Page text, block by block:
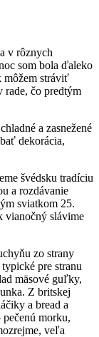
v rôznych
som bola ďaleko
môžem stráviť
rade, čo predtým
a zasnežené
dekorácia,
švédsku tradíciu
a rozdávanie
sviatkom 25.
vianočný slávime
zo strany
pre stranu
mäsové guľky,
Z britskej
a bread a
morku,
veľa